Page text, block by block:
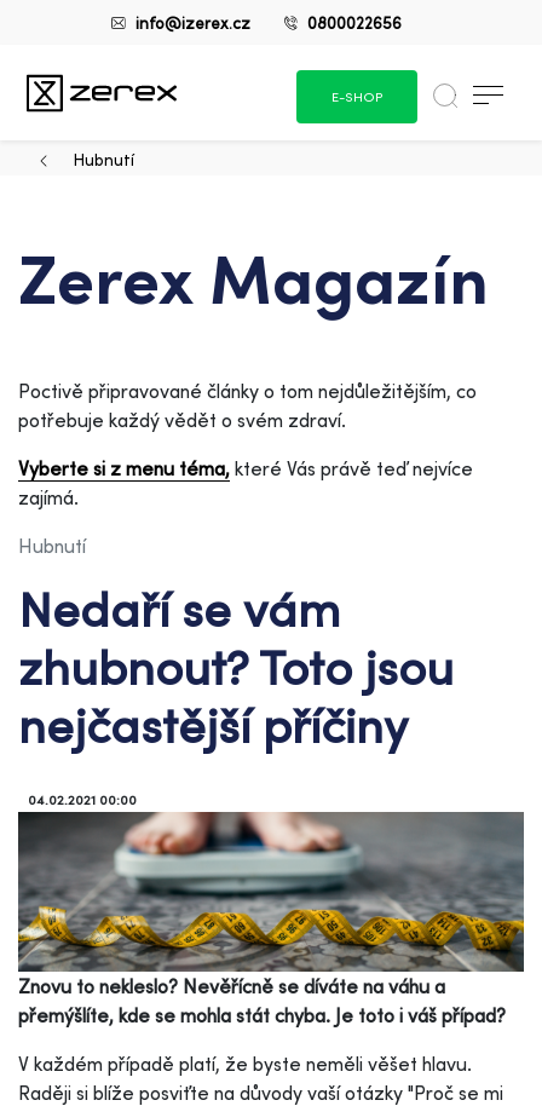
info@izerex.cz 0800022656
E-SHOP
Hubnutí
Zerex Magazín
Poctivě připravované články o tom nejdůležitějším, co
potřebuje každý vědět o svém zdraví.
Vyberte si z menu téma, které Vás právě teď nejvíce
zajímá.
Hubnutí
Nedaří se vám
zhubnout? Toto jsou
nejčastější příčiny
04.02.2021 00:00
Znovu to nekleslo? Nevěřícně se díváte na váhu a
přemýšlíte, kde se mohla stát chyba. Je toto i váš případ?
V každém případě platí, že byste neměli věšet hlavu.
Raději si blíže posviťte na důvody vaší otázky "Proč se mi